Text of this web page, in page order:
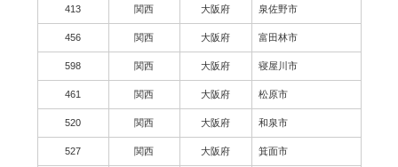
413 関西 大阪府 泉佐野市
456 関西 大阪府 富田林市
598 関西 大阪府 寝屋川市
461 関西 大阪府 松原市
520 関西 大阪府 和泉市
527 関西 大阪府 箕面市